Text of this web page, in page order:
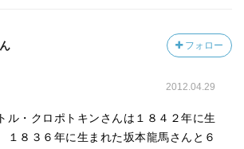
フォロー
2012.04.29
・クロポトキンさんは１８４２年に生
１８３６年に生まれた坂本龍馬さんと６